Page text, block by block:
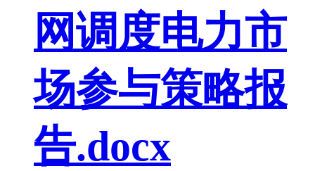
网调度电力市
场参与策略报
告.docx